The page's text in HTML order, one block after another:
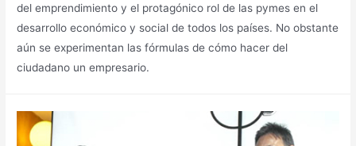
del emprendimiento y el protagónico rol de las pymes en el
desarrollo económico y social de todos los países. No obstante
aún se experimentan las fórmulas de cómo hacer del
ciudadano un empresario.